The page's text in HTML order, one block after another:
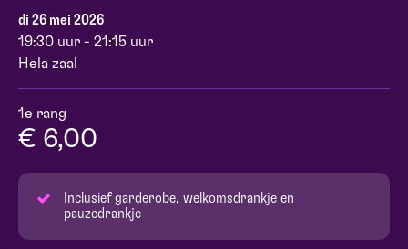
di 26 mei 2026
19:30 uur - 21:15 uur
Hela zaal
1e rang
€ 6,00
Inclusief garderobe, welkomsdrankje en
pauzedrankje